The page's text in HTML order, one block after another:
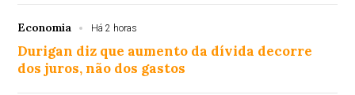
Economia Há 2 horas
Durigan diz que aumento da dívida decorre
dos juros, não dos gastos